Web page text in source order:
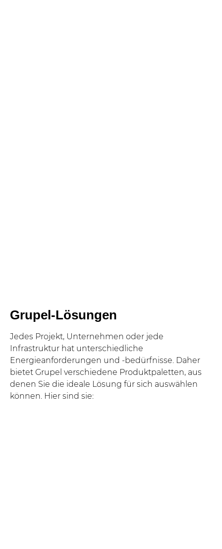
Grupel-Lösungen
Jedes Projekt, Unternehmen oder jede
Infrastruktur hat unterschiedliche
Energieanforderungen und -bedürfnisse. Daher
bietet Grupel verschiedene Produktpaletten, aus
denen Sie die ideale Lösung für sich auswählen
können. Hier sind sie: